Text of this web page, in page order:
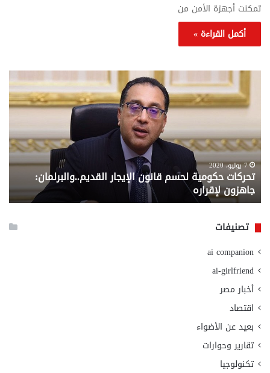
تمكنت أجهزة الأمن من
أكمل القراءة »
تحركات
حكومية
لحسم
قانون
القديم..والبرلمان:
جاهزون
لإقراره
7 يوليو، 2020
تحركات حكومية لحسم قانون الإيجار القديم..والبرلمان:
جاهزون لإقراره
..
من
تصنيفات
ai companion
ai-girlfriend
أخبار مصر
اقتصاد
بعيد عن الأضواء
تقارير وحوارات
تكنولوجيا